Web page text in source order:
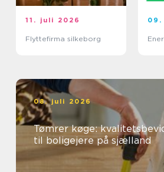
11. juli 2026
Flyttefirma silkeborg
09.
08. juli 2026
Tømrer køge:
til boligejere på sjælland